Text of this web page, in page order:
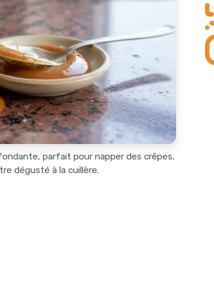
parfait pour napper des crêpes,
dégusté à la cuillère.